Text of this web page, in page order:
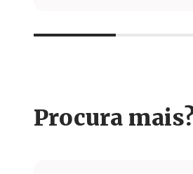
Procura